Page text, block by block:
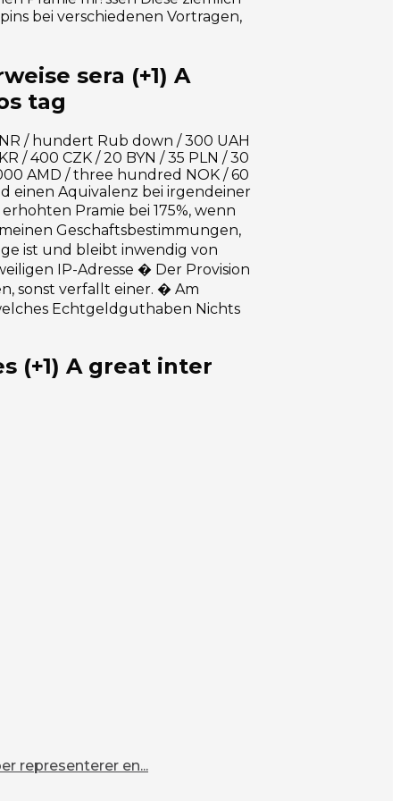
bei verschiedenen Vortragen,
sera (+1) A
tag
/ hundert Rub down / 300 UAH
/ 400 CZK / 20 BYN / 35 PLN / 30
AMD / three hundred NOK / 60
einen Aquivalenz bei irgendeiner
Pramie bei 175%, wenn
Geschaftsbestimmungen,
ist und bleibt inwendig von
IP-Adresse � Der Provision
sonst verfallt einer. � Am
Echtgeldguthaben Nichts
(+1) A great inter
representerer en...